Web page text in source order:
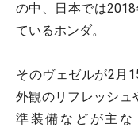
の中、日本では
ているホンダ。
そのヴェゼルが2月
外観のリフレッシュ
準装備などが主な